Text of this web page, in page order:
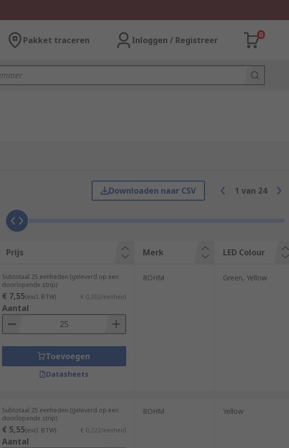
Pakket traceren Inloggen / Registreer
0
Downloaden naar CSV 1 van 24
Prijs Merk LED Colour
Subtotaal 25 eenheden (geleverd op een
doorlopende strip)
€ 7,55(excl. BTW) € 0,302/eenheid
Aantal
Toevoegen
Datasheets
ROHM Green, Yellow
Subtotaal 25 eenheden (geleverd op een
doorlopende strip)
€ 5,55(excl. BTW) € 0,222/eenheid
Aantal
ROHM Yellow